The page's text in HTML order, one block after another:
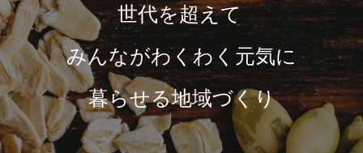
世代を超えて
みんながわくわく元気に
暮らせる地域づくり